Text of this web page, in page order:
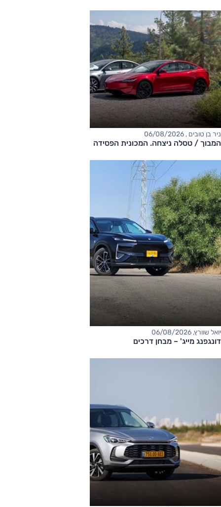
ניר בן טובים , 06/08/2026
המבוך / טסלה ניצחה. המכונית הפסידה
יואל שוורץ, 06/08/2026
דונגפנג מייג' – מבחן דרכים